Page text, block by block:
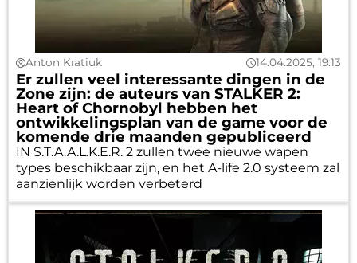
Anton Kratiuk 14.04.2025, 19:13
Er zullen veel interessante dingen in de
Zone zijn: de auteurs van STALKER 2:
Heart of Chornobyl hebben het
ontwikkelingsplan van de game voor de
komende drie maanden gepubliceerd
IN S.T.A.A.L.K.E.R. 2 zullen twee nieuwe wapen
types beschikbaar zijn, en het A-life 2.0 systeem zal
aanzienlijk worden verbeterd